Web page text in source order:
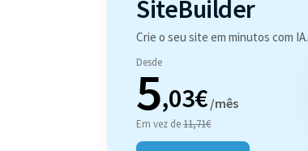
SiteBuilder
Crie o seu site em minutos com IA.
Desde
5,03€ /mês
Em vez de11,71€